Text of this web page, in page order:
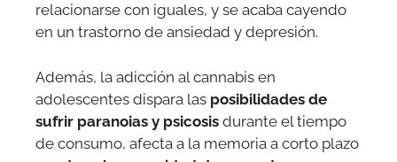
relacionarse con iguales, y se acaba cayendo
en un trastorno de ansiedad y depresión.
Además, la adicción al cannabis en
adolescentes dispara las posibilidades de
sufrir paranoias y psicosis durante el tiempo
de consumo, afecta a la memoria a corto plazo